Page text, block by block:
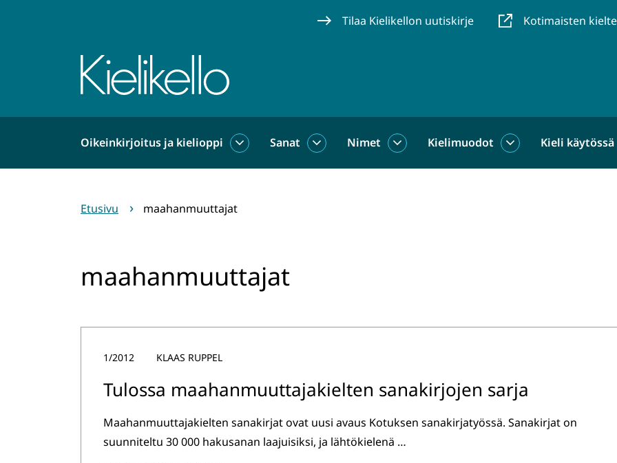
Tilaa Kielikellon uutiskirje Kotimaisten
Etusivu
Oikeinkirjoitus ja kielioppi
Oikeinkirjoitus
Sanat
Sanat
Nimet
NimetKielimuodot
KielimuodotKieli käytössä
Etusivu maahanmuuttajat
maahanmuuttajat
Tulossa maahanmuuttajakielten sanakirjojen sarja
1/2012 KLAAS RUPPEL
Maahanmuuttajakielten sanakirjat ovat uusi avaus Kotuksen sanakirjatyössä. Sanakirjat on
suunniteltu 30 000 hakusanan laajuisiksi, ja lähtökielenä …